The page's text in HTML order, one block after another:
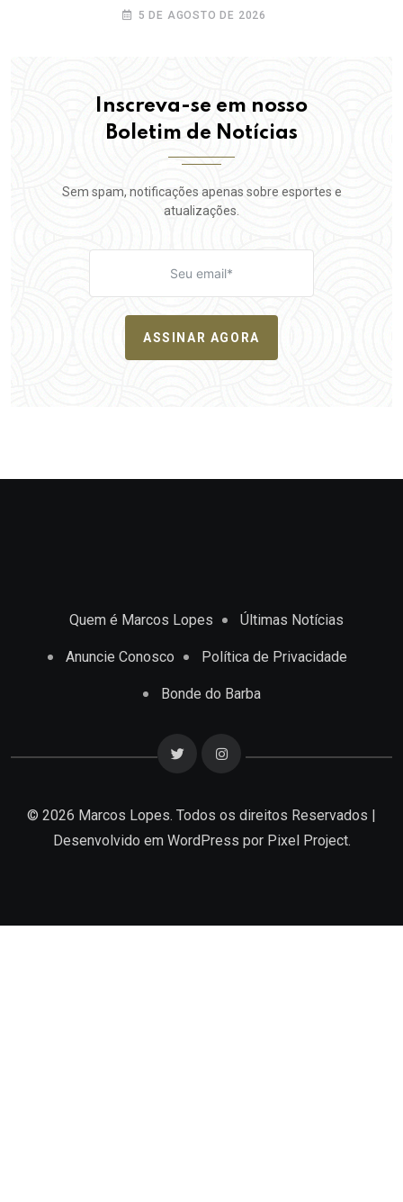
da elite do Campeonato Potiguar
5 DE AGOSTO DE 2026
Inscreva-se em nosso
Boletim de Notícias
Sem spam, notificações apenas sobre esportes e
atualizações.
ASSINAR AGORA
Quem é Marcos Lopes Últimas Notícias
Anuncie Conosco Política de Privacidade
Bonde do Barba
© 2026 Marcos Lopes. Todos os direitos Reservados |
Desenvolvido em WordPress por Pixel Project.